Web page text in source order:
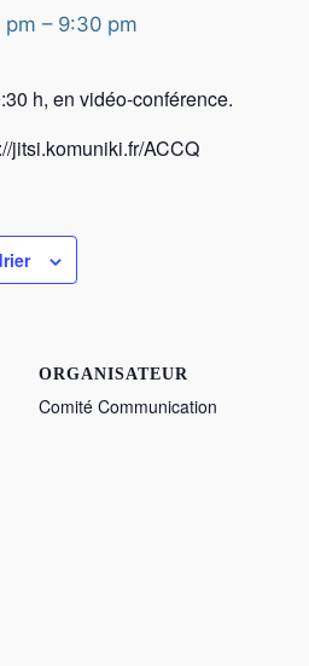
pm – 9:30 pm
h, en vidéo-conférence.
jitsi.komuniki.fr/ACCQ
ORGANISATEUR
Comité Communication